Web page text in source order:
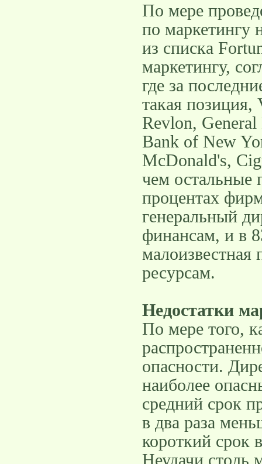
По мере
по маркетингу
из списка
маркетингу,
где за
такая
Revlon,
Bank of New
McDonald's,
чем остальные
процентах
генеральный
финансам, и в
малоизвестная
ресурсам.
Недостатки
По мере того,
опасности.
наиболее
средний срок
в два раза
короткий срок
Неудачи столь